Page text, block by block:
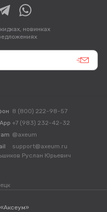
новинках
8 (800) 222-98-57
+7 (983) 232-42-32
@axeum
support@axeum.ru
Руслан Юрьевич